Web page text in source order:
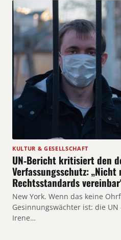
KULTUR & GESELLSCHAFT
UN‑Bericht kritisiert den
Verfassungsschutz:
Rechtsstandards
New York. Wenn das keine
Gesinnungswächter ist: die
Irene…